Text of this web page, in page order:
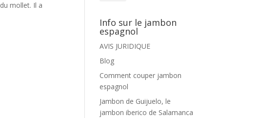
du mollet. Il a
Info sur le jambon
espagnol
AVIS JURIDIQUE
Blog
Comment couper jambon
espagnol
Jambon de Guijuelo, le
jambon iberico de Salamanca